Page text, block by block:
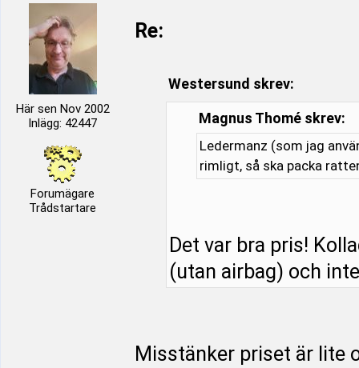
Här sen Nov 2002
Inlägg: 42447
Forumägare
Trådstartare
Re:
Westersund skrev:
Magnus Thomé skrev:
Ledermanz (som jag
rimligt, så ska packa
Det var bra pris!
(utan airbag) och
Misstänker priset är lite